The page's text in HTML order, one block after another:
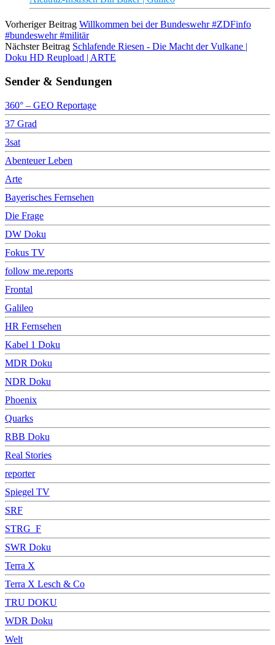
Vorheriger Beitrag Willkommen bei der Bundeswehr #ZDFinfo
#bundeswehr #militär
Nächster Beitrag Schlafende Riesen - Die Macht der Vulkane |
Doku HD Reupload | ARTE
Sender & Sendungen
360° – GEO Reportage
37 Grad
3sat
Abenteuer Leben
Arte
Bayerisches Fernsehen
Die Frage
DW Doku
Fokus TV
follow me.reports
Frontal
Galileo
HR Fernsehen
Kabel 1 Doku
MDR Doku
NDR Doku
Phoenix
Quarks
RBB Doku
Real Stories
reporter
Spiegel TV
SRF
STRG_F
SWR Doku
Terra X
Terra X Lesch & Co
TRU DOKU
WDR Doku
Welt